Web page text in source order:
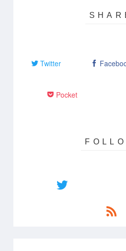
Twitter
Pocket